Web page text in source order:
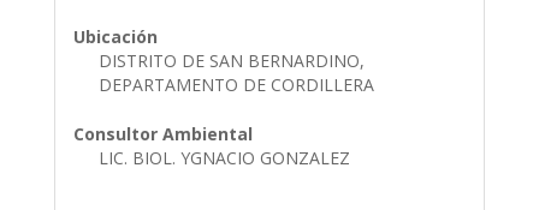
Ubicación
DISTRITO DE SAN BERNARDINO,
DEPARTAMENTO DE CORDILLERA
Consultor Ambiental
LIC. BIOL. YGNACIO GONZALEZ